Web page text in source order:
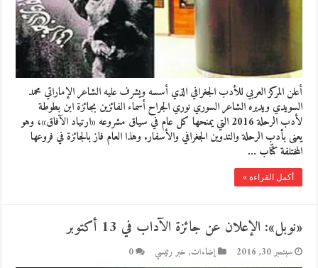
أعلن المركز العربي للأدب الجغرافي الذي أسسه ويشرف عليه الشاعر الإماراتي محمد
السويدي ويديره الشاعر السوري نوري الجراح أسماء الفائزين بجائزة ابن بطوطة
لأدب الرحلة 2016 التي يمنحها كل عام في سياق مشروعه «ارتياد الآفاق»، وهو
يعنى بأدب الرحلة والتدوين الجغرافي والأسفار. وهذا العام فاز بالجائزة في فروعها
المختلفة كتّاب …
أكمل القراءة »
«نوبل»: الإعلان عن جائزة الآداب في 13 أكتوبر
سبتمبر 30, 2016 إضاءات, خبر رئيسي 0